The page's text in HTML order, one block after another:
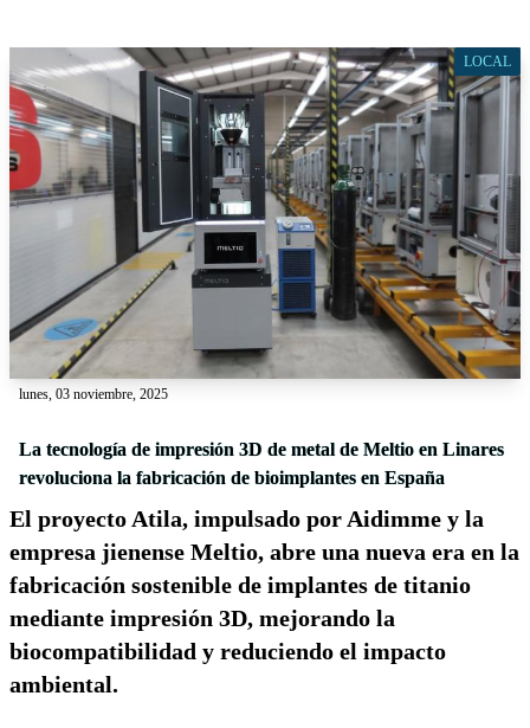
LOCAL
lunes, 03 noviembre, 2025
La tecnología de impresión 3D de metal de Meltio en Linares
revoluciona la fabricación de bioimplantes en España
El proyecto Atila, impulsado por Aidimme y la
empresa jienense Meltio, abre una nueva era en la
fabricación sostenible de implantes de titanio
mediante impresión 3D, mejorando la
biocompatibilidad y reduciendo el impacto
ambiental.